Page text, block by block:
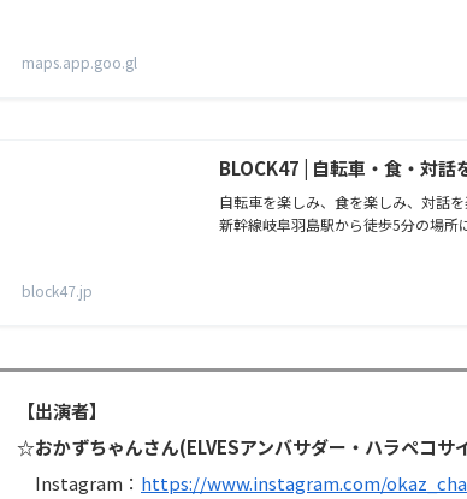
maps.app.goo.gl
BLOCK47 | 自転車・食・対
自転車を楽しみ、食を楽しみ、対話
新幹線岐阜羽島駅から徒歩5分の場所
block47.jp
【出演者】
☆おかずちゃんさん(ELVESアンバサダー・ハラペコサ
Instagram： https://www.instagram.com/